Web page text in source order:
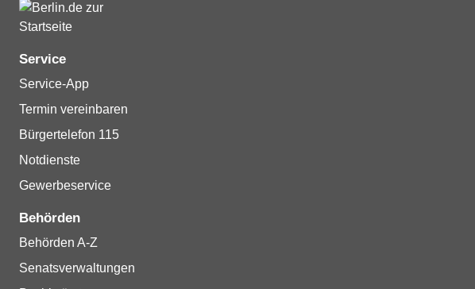
Service
Service-App
Termin vereinbaren
Bürgertelefon 115
Notdienste
Gewerbeservice
Behörden
Behörden A-Z
Senatsverwaltungen